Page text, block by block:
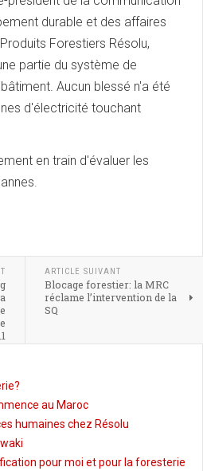
durable et des affaires
Forestiers Résolu,
partie du système de
Aucun blessé n'a été
d'électricité touchant
en train d'évaluer les
ARTICLE SUIVANT
Blocage forestier: la MRC
réclame l’intervention de la
SQ
au Maroc
humaines chez Résolu
pour moi et pour la foresterie